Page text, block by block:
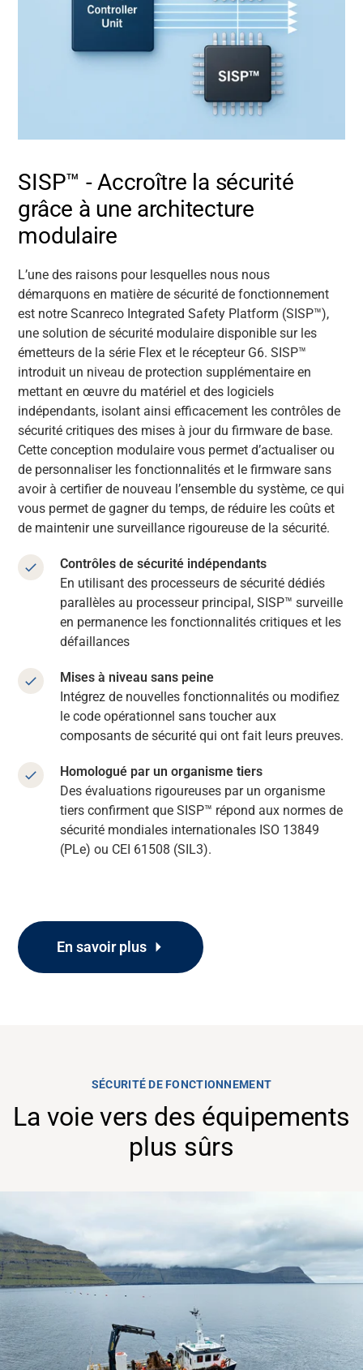
SISP™ - Accroître la sécurité
grâce à une architecture
modulaire
L’une des raisons pour lesquelles nous nous
démarquons en matière de sécurité de fonctionnement
est notre Scanreco Integrated Safety Platform (SISP™),
une solution de sécurité modulaire disponible sur les
émetteurs de la série Flex et le récepteur G6. SISP™
introduit un niveau de protection supplémentaire en
mettant en œuvre du matériel et des logiciels
indépendants, isolant ainsi efficacement les contrôles de
sécurité critiques des mises à jour du firmware de base.
Cette conception modulaire vous permet d’actualiser ou
de personnaliser les fonctionnalités et le firmware sans
avoir à certifier de nouveau l’ensemble du système, ce qui
vous permet de gagner du temps, de réduire les coûts et
de maintenir une surveillance rigoureuse de la sécurité.
Contrôles de sécurité indépendants
En utilisant des processeurs de sécurité dédiés
parallèles au processeur principal, SISP™ surveille
en permanence les fonctionnalités critiques et les
défaillances
Mises à niveau sans peine
Intégrez de nouvelles fonctionnalités ou modifiez
le code opérationnel sans toucher aux
composants de sécurité qui ont fait leurs preuves.
Homologué par un organisme tiers
Des évaluations rigoureuses par un organisme
tiers confirment que SISP™ répond aux normes de
sécurité mondiales internationales ISO 13849
(PLe) ou CEI 61508 (SIL3).
En savoir plus
SÉCURITÉ DE FONCTIONNEMENT
La voie vers des équipements
plus sûrs